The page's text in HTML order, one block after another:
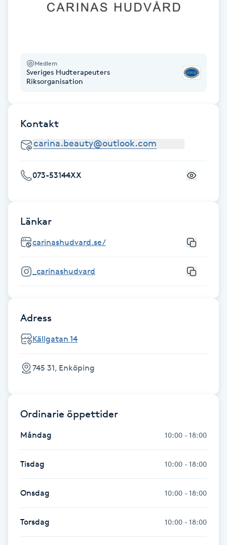
Hårborttagning
Hårförlängning
Hälsa
Hälsprickor
IPL hårborttagning
IR-massage
J
Japansk massage
Kemisk peeling
Keratinbehandling
Kinesiologi
Kinesisk medicin
Kiropraktik
Medlem
Sveriges Hudterapeuters
Riksorganisation
Kontakt
073-53144XX
Länkar
carinashudvard.se/
_carinashudvard
Adress
Källgatan 14
745 31, Enköping
Ordinarie öppettider
Måndag 10:00 - 18:00
Tisdag 10:00 - 18:00
Onsdag 10:00 - 18:00
Torsdag 10:00 - 18:00